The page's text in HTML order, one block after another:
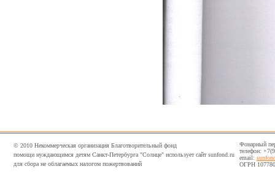
© 2010 Некоммерческая организация Благотворительный фонд
помощи нуждающимся детям Санкт-Петербурга "Солнце" использует сайт sunfond.ru
для сбора не облагаемых налогом пожертвований
Фонарный
телефон:
email:
ОГРН